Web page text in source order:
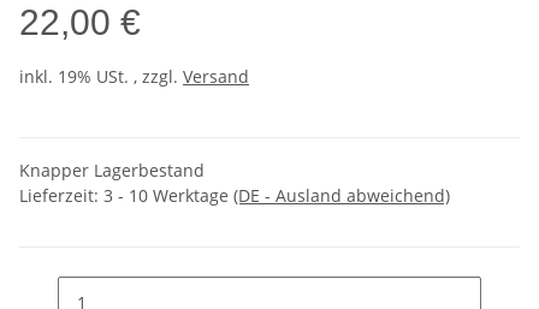
22,00 €
inkl. 19% USt. , zzgl. Versand
Knapper Lagerbestand
Lieferzeit: 3 - 10 Werktage (DE - Ausland abweichend)